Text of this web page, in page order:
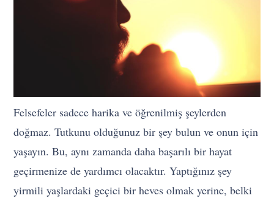
Felsefeler sadece harika ve öğrenilmiş şeylerden
doğmaz. Tutkunu olduğunuz bir şey bulun ve onun için
yaşayın. Bu, aynı zamanda daha başarılı bir hayat
geçirmenize de yardımcı olacaktır. Yaptığınız şey
yirmili yaşlardaki geçici bir heves olmak yerine, belki